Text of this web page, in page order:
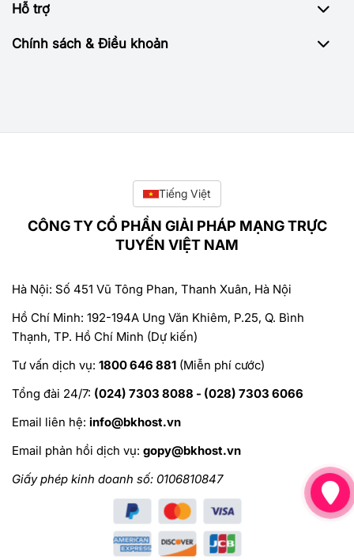
Hỗ trợ
Chính sách & Điều khoản
Tiếng Việt
CÔNG TY CỔ PHẦN GIẢI PHÁP MẠNG TRỰC
TUYẾN VIỆT NAM
Hà Nội: Số 451 Vũ Tông Phan, Thanh Xuân, Hà Nội
Hồ Chí Minh: 192-194A Ung Văn Khiêm, P.25, Q. Bình
Thạnh, TP. Hồ Chí Minh (Dự kiến)
Tư vấn dịch vụ: 1800 646 881 (Miễn phí cước)
Tổng đài 24/7: (024) 7303 8088 - (028) 7303 6066
Email liên hệ: info@bkhost.vn
Email phản hồi dịch vụ: gopy@bkhost.vn
Giấy phép kinh doanh số: 0106810847